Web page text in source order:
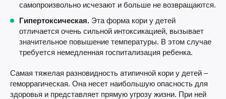
самопроизвольно исчезают и больше не возвращаются.
Гипертоксическая. Эта форма кори у детей
отличается очень сильной интоксикацией, вызывает
значительное повышение температуры. В этом случае
требуется немедленная госпитализация ребенка.
Самая тяжелая разновидность атипичной кори у детей –
геморрагическая. Она несет наибольшую опасность для
здоровья и представляет прямую угрозу жизни. При ней